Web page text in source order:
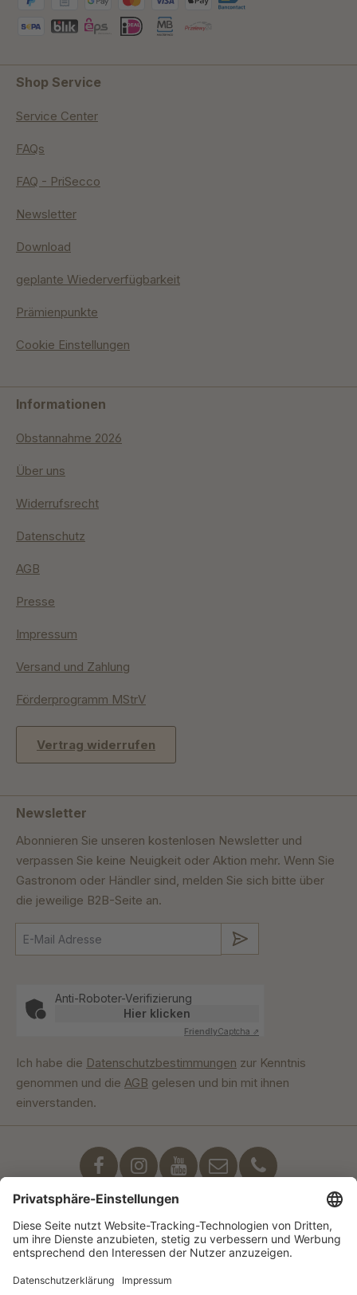
Shop Service
Service Center
FAQs
FAQ - PriSecco
Newsletter
Download
geplante Wiederverfügbarkeit
Prämienpunkte
Cookie Einstellungen
Informationen
Obstannahme 2026
Über uns
Widerrufsrecht
Datenschutz
AGB
Presse
Impressum
Versand und Zahlung
Förderprogramm MStrV
Vertrag widerrufen
Newsletter
Abonnieren Sie unseren kostenlosen Newsletter und
verpassen Sie keine Neuigkeit oder Aktion mehr. Wenn Sie
Gastronom oder Händler sind, melden Sie sich bitte über
die jeweilige B2B-Seite an.
Anti-Roboter-Verifizierung
Hier klicken
FriendlyCaptcha ⇗
Ich habe die Datenschutzbestimmungen zur Kenntnis
genommen und die AGB gelesen und bin mit ihnen
einverstanden.
Unser Engagement